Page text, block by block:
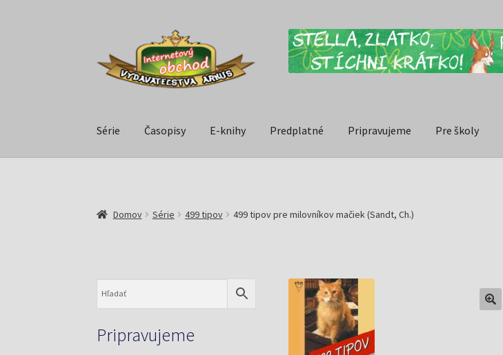
Série Časopisy E-knihy Predplatné Pripravujeme Pre školy
Domov Série 499 tipov 499 tipov pre milovníkov mačiek (Sandt, Ch.)
Pripravujeme